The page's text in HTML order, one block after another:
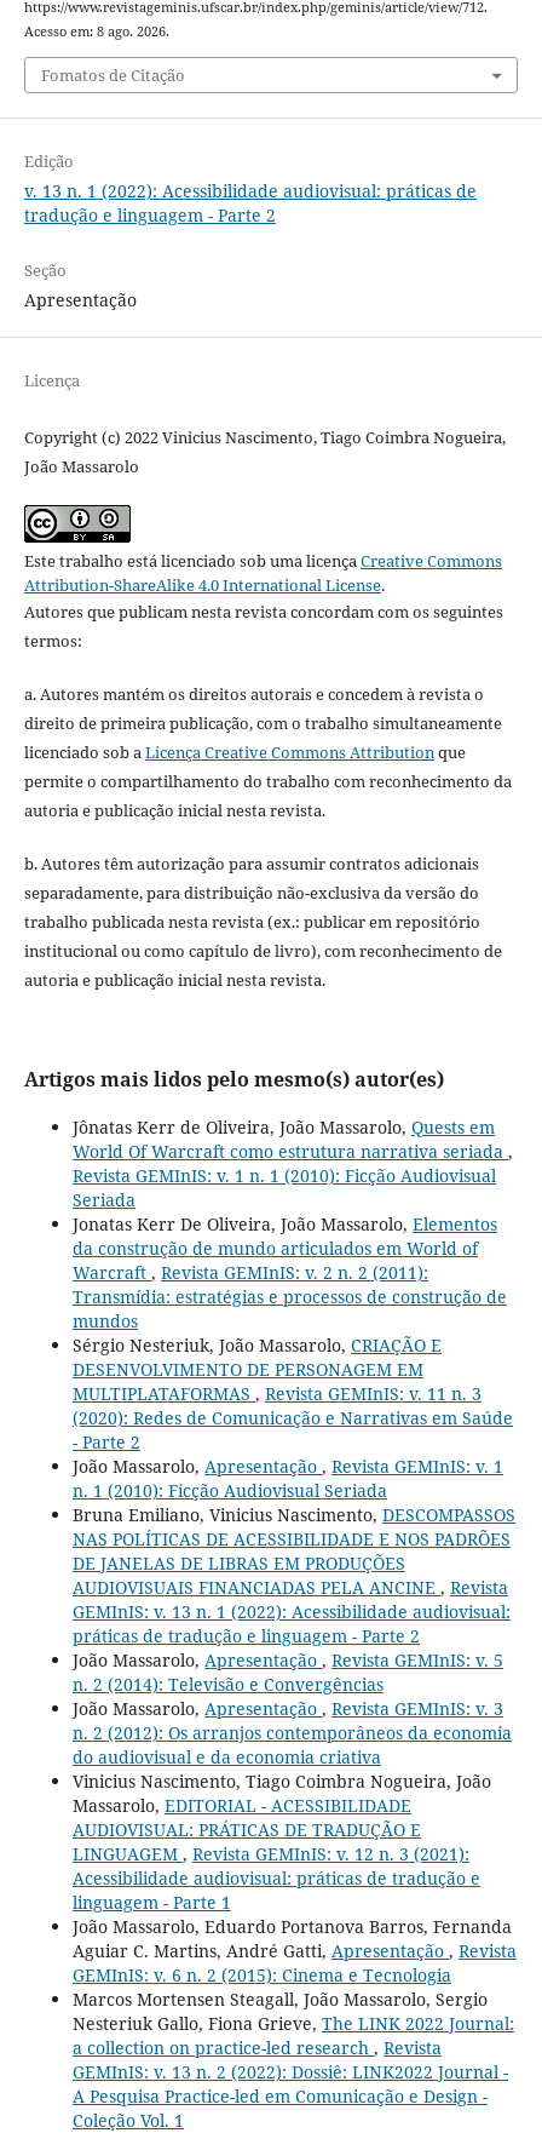
https://www.revistageminis.ufscar.br/index.php/geminis/article/view/712.
Acesso em: 8 ago. 2026.
Fomatos de Citação
Edição
v. 13 n. 1 (2022): Acessibilidade audiovisual: práticas de
tradução e linguagem - Parte 2
Seção
Apresentação
Licença
Copyright (c) 2022 Vinicius Nascimento, Tiago Coimbra Nogueira,
João Massarolo
Este trabalho está licenciado sob uma licençaCreative Commons
Attribution-ShareAlike 4.0 International License.
Autores que publicam nesta revista concordam com os seguintes
termos:
a. Autores mantém os direitos autorais e concedem à revista o
direito de primeira publicação, com o trabalho simultaneamente
licenciado sob aLicença Creative Commons Attributionque
permite o compartilhamento do trabalho com reconhecimento da
autoria e publicação inicial nesta revista.
b. Autores têm autorização para assumir contratos adicionais
separadamente, para distribuição não-exclusiva da versão do
trabalho publicada nesta revista (ex.: publicar em repositório
institucional ou como capítulo de livro), com reconhecimento de
autoria e publicação inicial nesta revista.
Artigos mais lidos pelo mesmo(s) autor(es)
Jônatas Kerr de Oliveira, João Massarolo, Quests em
World Of Warcraft como estrutura narrativa seriada ,
Revista GEMInIS: v. 1 n. 1 (2010): Ficção Audiovisual
Seriada
Jonatas Kerr De Oliveira, João Massarolo, Elementos
da construção de mundo articulados em World of
Warcraft , Revista GEMInIS: v. 2 n. 2 (2011):
Transmídia: estratégias e processos de construção de
mundos
Sérgio Nesteriuk, João Massarolo, CRIAÇÃO E
DESENVOLVIMENTO DE PERSONAGEM EM
MULTIPLATAFORMAS , Revista GEMInIS: v. 11 n. 3
(2020): Redes de Comunicação e Narrativas em Saúde
- Parte 2
João Massarolo, Apresentação , Revista GEMInIS: v. 1
n. 1 (2010): Ficção Audiovisual Seriada
Bruna Emiliano, Vinicius Nascimento, DESCOMPASSOS
NAS POLÍTICAS DE ACESSIBILIDADE E NOS PADRÕES
DE JANELAS DE LIBRAS EM PRODUÇÕES
AUDIOVISUAIS FINANCIADAS PELA ANCINE , Revista
GEMInIS: v. 13 n. 1 (2022): Acessibilidade audiovisual:
práticas de tradução e linguagem - Parte 2
João Massarolo, Apresentação , Revista GEMInIS: v. 5
n. 2 (2014): Televisão e Convergências
João Massarolo, Apresentação , Revista GEMInIS: v. 3
n. 2 (2012): Os arranjos contemporâneos da economia
do audiovisual e da economia criativa
Vinicius Nascimento, Tiago Coimbra Nogueira, João
Massarolo, EDITORIAL - ACESSIBILIDADE
AUDIOVISUAL: PRÁTICAS DE TRADUÇÃO E
LINGUAGEM , Revista GEMInIS: v. 12 n. 3 (2021):
Acessibilidade audiovisual: práticas de tradução e
linguagem - Parte 1
João Massarolo, Eduardo Portanova Barros, Fernanda
Aguiar C. Martins, André Gatti, Apresentação , Revista
GEMInIS: v. 6 n. 2 (2015): Cinema e Tecnologia
Marcos Mortensen Steagall, João Massarolo, Sergio
Nesteriuk Gallo, Fiona Grieve, The LINK 2022 Journal:
a collection on practice-led research , Revista
GEMInIS: v. 13 n. 2 (2022): Dossiê: LINK2022 Journal -
A Pesquisa Practice-led em Comunicação e Design -
Coleção Vol. 1